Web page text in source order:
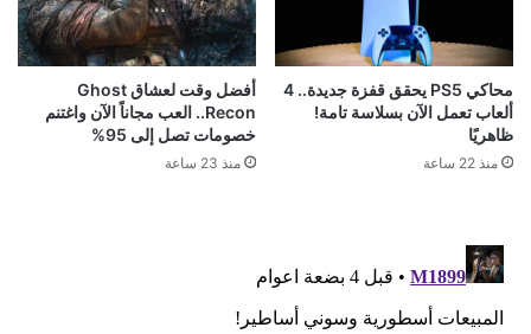
محاكي PS5 يحقق قفزة جديدة.. 4
ألعاب تعمل الآن بسلاسة تامة!
ظاهريًا
منذ 22 ساعة
أفضل وقت لعشاق Ghost
Recon.. العب مجاناً الآن واغتنم
خصومات تصل إلى 95%
منذ 23 ساعة